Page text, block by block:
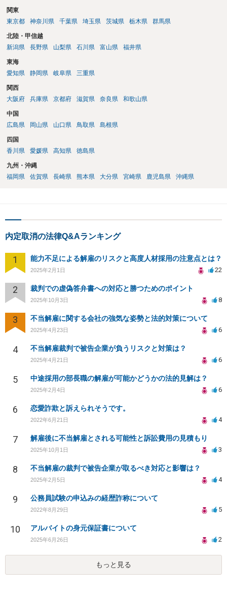
度の刑ですから，被害者側において，警察に申告する手間の方が大き
くなってしまいます。 よほどの常習犯か，警察官の現認以外には，警
察が事件として把握することはないと思います。 今回でも，もし警察
ーだけでは，３人の中の誰かを特定することはできませんから，立ち
ションした方を特定できる状態で警察に来てもらった方が解決も早い
のです。 ナンバーを記載したのは，店において利用を控えてもらう対
も，車のナンバーだけでは犯人のグループを把握できても，犯人を特
定することはできません。 軽犯罪法違反で特定されるようなことがあ
ったとしても，軽犯罪法違反は上記法定刑の罪です。 きちんと反省し
ていれば，微罪処分となり検察官に送致もされずに終わる可能性も大
ょう。そして，そもそも，上記のとおり，警察には通報されないで終
わると思います。 したがいまして，今回が初めてで店側に常習的にし
ていると思われていない前提であれば，警察にも通報されず，したが
って，内定に影響する可能性はまずないだろうと思います。
関東
東京都
神奈川県 千葉県 埼玉県 茨城県 栃木県 群馬県
北陸・甲信越
新潟県
長野県 山梨県 石川県 富山県 福井県
東海
愛知県
静岡県 岐阜県 三重県
関西
大阪府
兵庫県 京都府 滋賀県 奈良県 和歌山県
中国
広島県
岡山県 山口県 鳥取県 島根県
四国
香川県
愛媛県 高知県 徳島県
九州・沖縄
福岡県
佐賀県 長崎県 熊本県 大分県 宮崎県 鹿児島県 沖縄県
内定取消の法律Q&Aランキング
1 能力不足による解雇のリスクと高度人材採用の注意点とは？
2025年2月1日 22
2 裁判での虚偽答弁書への対応と勝つためのポイント
2025年10月3日 8
3 不当解雇に関する会社の強気な姿勢と法的対策について
2025年4月23日 6
4 不当解雇裁判で被告企業が負うリスクと対策は？
2025年4月21日 6
5 中途採用の部長職の解雇が可能かどうかの法的見解は？
2025年2月4日 6
6 恋愛詐欺と訴えられそうです。
2022年6月21日 4
7 解雇後に不当解雇とされる可能性と訴訟費用の見積もり
2025年10月1日 3
8 不当解雇の裁判で被告企業が取るべき対応と影響は？
2025年2月5日 4
9 公務員試験の申込みの経歴詐称について
2022年8月29日 5
10 アルバイトの身元保証書について
2025年6月26日 2
もっと見る